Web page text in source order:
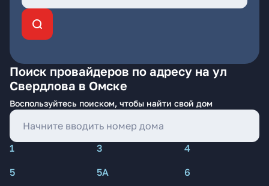
Поиск провайдеров по адресу на ул
Свердлова в Омске
Воспользуйтесь поиском, чтобы найти свой дом
1 3
4
5
5А
6